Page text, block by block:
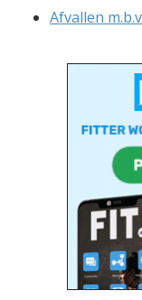
Afvallen